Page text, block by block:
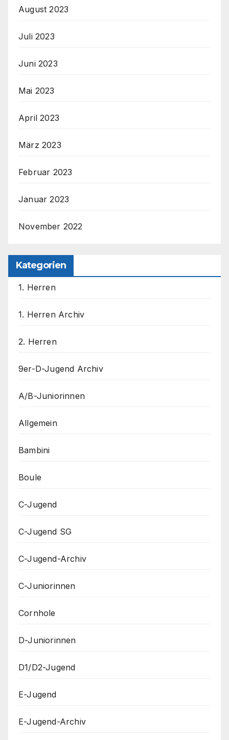
August 2023
Juli 2023
Juni 2023
Mai 2023
April 2023
März 2023
Februar 2023
Januar 2023
November 2022
Kategorien
1. Herren
1. Herren Archiv
2. Herren
9er-D-Jugend Archiv
A/B-Juniorinnen
Allgemein
Bambini
Boule
C-Jugend
C-Jugend SG
C-Jugend-Archiv
C-Juniorinnen
Cornhole
D-Juniorinnen
D1/D2-Jugend
E-Jugend
E-Jugend-Archiv